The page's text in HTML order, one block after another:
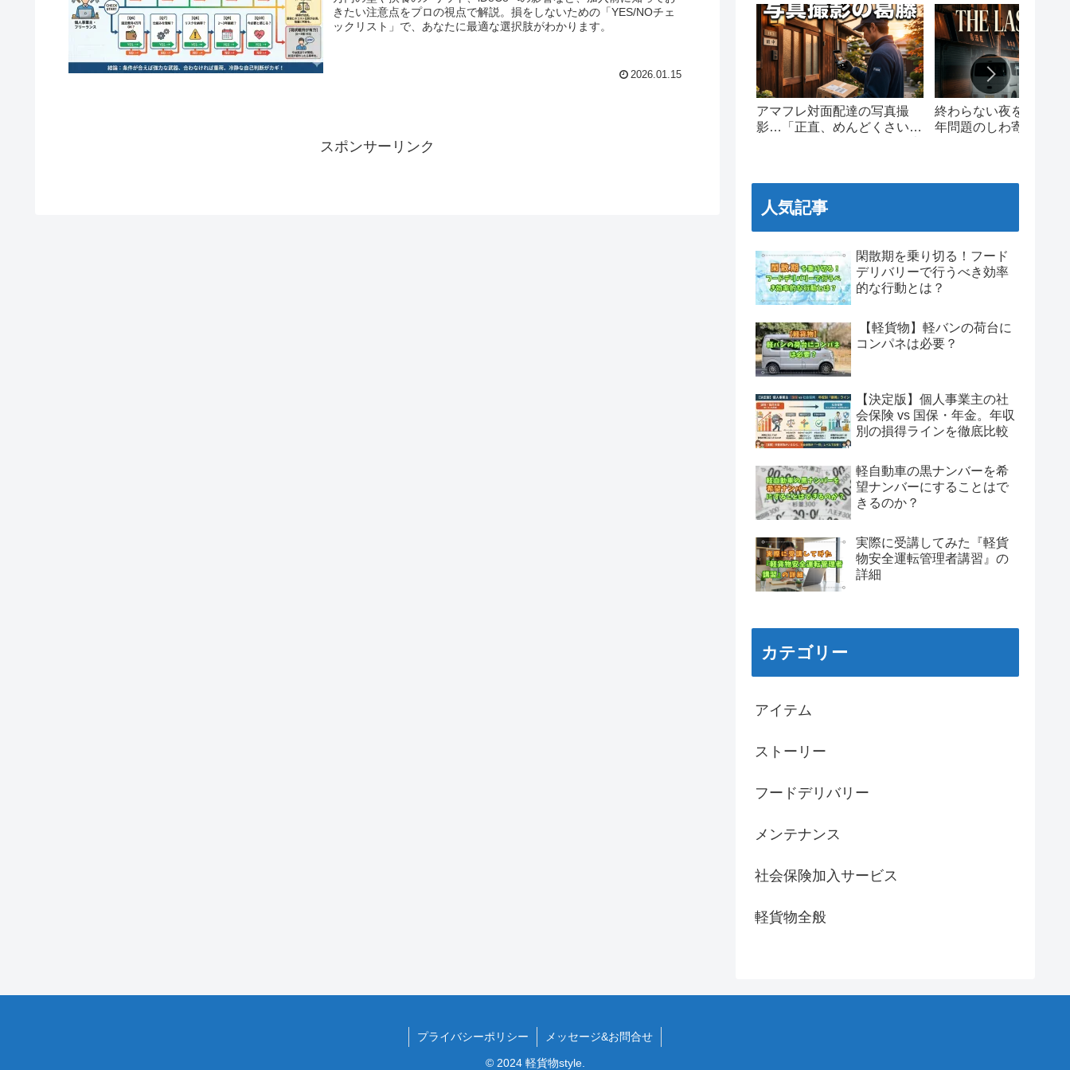
きたい注意点をプロの視点で解説。損をしないための「YES/NOチェ
ックリスト」で、あなたに最適な選択肢がわかります。
2026.01.15
スポンサーリンク
アマフレ対面配達の写真撮
影…「正直、めんどくさい」
終わらない夜を走る。
年問題のしわ寄せと、
人気記事
閑散期を乗り切る！フード
デリバリーで行うべき効率
的な行動とは？
【軽貨物】軽バンの荷台に
コンパネは必要？
【決定版】個人事業主の社
会保険 vs 国保・年金。年収
別の損得ラインを徹底比較
軽自動車の黒ナンバーを希
望ナンバーにすることはで
きるのか？
実際に受講してみた『軽貨
物安全運転管理者講習』の
詳細
カテゴリー
アイテム
ストーリー
フードデリバリー
メンテナンス
社会保険加入サービス
軽貨物全般
プライバシーポリシー メッセージ&お問合せ
© 2024 軽貨物style.